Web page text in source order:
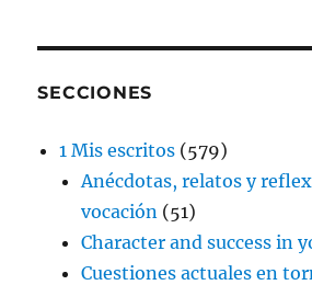
SECCIONES
1 Mis escritos (579)
Anécdotas, relatos y
vocación (51)
Character and success in
Cuestiones actuales en